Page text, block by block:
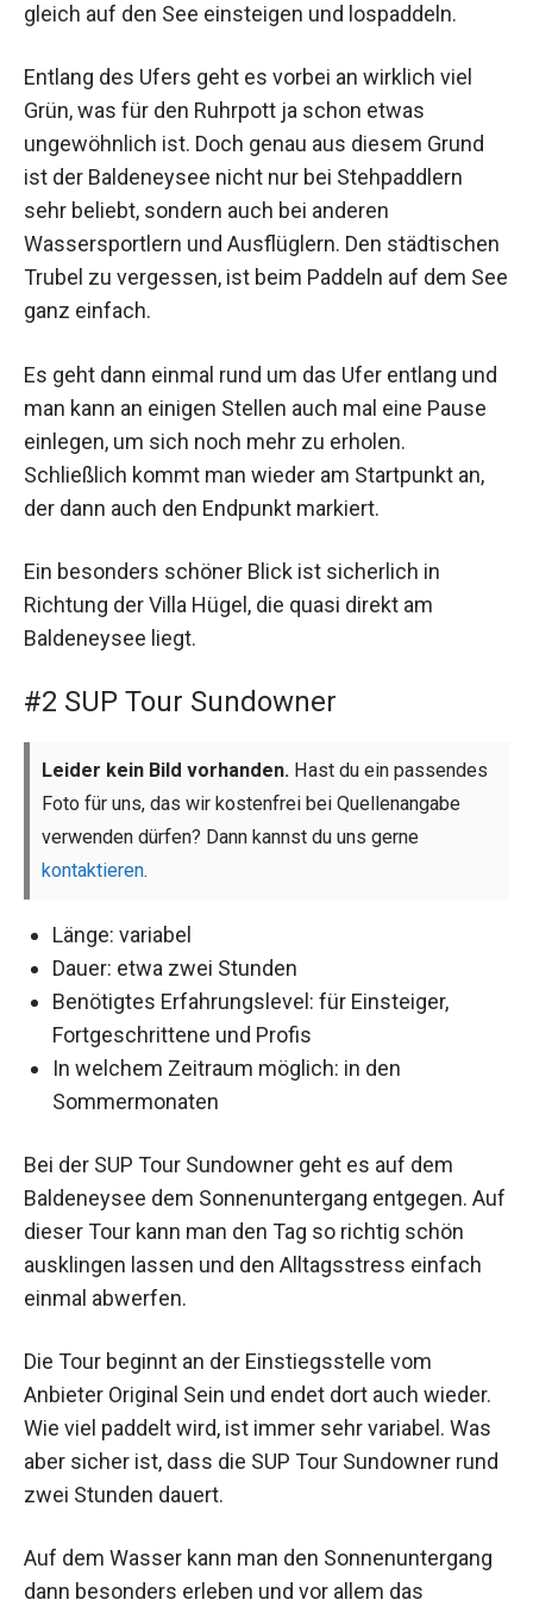
gleich auf den See einsteigen und lospaddeln.
Entlang des Ufers geht es vorbei an wirklich viel
Grün, was für den Ruhrpott ja schon etwas
ungewöhnlich ist. Doch genau aus diesem Grund
ist der Baldeneysee nicht nur bei Stehpaddlern
sehr beliebt, sondern auch bei anderen
Wassersportlern und Ausflüglern. Den städtischen
Trubel zu vergessen, ist beim Paddeln auf dem See
ganz einfach.
Es geht dann einmal rund um das Ufer entlang und
man kann an einigen Stellen auch mal eine Pause
einlegen, um sich noch mehr zu erholen.
Schließlich kommt man wieder am Startpunkt an,
der dann auch den Endpunkt markiert.
Ein besonders schöner Blick ist sicherlich in
Richtung der Villa Hügel, die quasi direkt am
Baldeneysee liegt.
#2 SUP Tour Sundowner
Leider kein Bild vorhanden. Hast du ein passendes
Foto für uns, das wir kostenfrei bei Quellenangabe
verwenden dürfen? Dann kannst du uns gerne
kontaktieren.
Länge: variabel
Dauer: etwa zwei Stunden
Benötigtes Erfahrungslevel: für Einsteiger,
Fortgeschrittene und Profis
In welchem Zeitraum möglich: in den
Sommermonaten
Bei der SUP Tour Sundowner geht es auf dem
Baldeneysee dem Sonnenuntergang entgegen. Auf
dieser Tour kann man den Tag so richtig schön
ausklingen lassen und den Alltagsstress einfach
einmal abwerfen.
Die Tour beginnt an der Einstiegsstelle vom
Anbieter Original Sein und endet dort auch wieder.
Wie viel paddelt wird, ist immer sehr variabel. Was
aber sicher ist, dass die SUP Tour Sundowner rund
zwei Stunden dauert.
Auf dem Wasser kann man den Sonnenuntergang
dann besonders erleben und vor allem das